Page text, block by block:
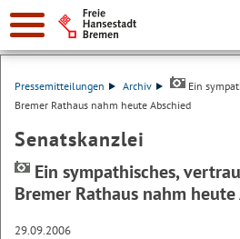
Suche:
Pressemitteilungen Archiv
Ein
Bremer Rathaus nahm heute Abschied
Senatskanzlei
Ein sympathisches,
Bremer Rathaus nahm heute
29.09.2006